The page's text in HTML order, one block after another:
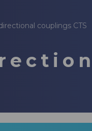
couplings CTS